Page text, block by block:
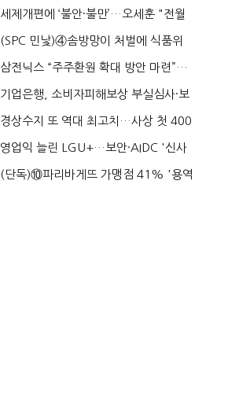
'초접전'…대통령 ...
세제개편에 ‘불안·불만’…오세훈 "전월
세 구하기 더 ...
(SPC 민낯)④솜방망이 처벌에 식품위
생법 위반 반복...
삼전닉스 “주주환원 확대 방안 마련”…
로이터에 성명...
기업은행, 소비자피해보상 부실심사·보
이스피싱 공시 ...
경상수지 또 역대 최고치…사상 첫 400
억달러에 '3% 성...
영업익 늘린 LGU+…보안·AIDC '신사
업 드라이브'...
(단독)⑩파리바게뜨 가맹점 41% '용역